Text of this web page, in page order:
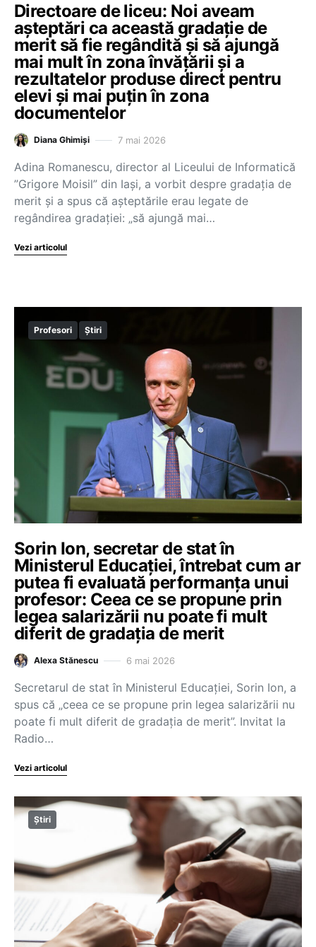
Directoare de liceu: Noi aveam
așteptări ca această gradație de
merit să fie regândită și să ajungă
mai mult în zona învățării și a
rezultatelor produse direct pentru
elevi și mai puțin în zona
documentelor
Diana Ghimiși 7 mai 2026
Adina Romanescu, director al Liceului de Informatică
”Grigore Moisil” din Iași, a vorbit despre gradația de
merit și a spus că așteptările erau legate de
regândirea gradației: „să ajungă mai…
Vezi articolul
Profesori Știri
Sorin Ion, secretar de stat în
Ministerul Educației, întrebat cum ar
putea fi evaluată performanța unui
profesor: Ceea ce se propune prin
legea salarizării nu poate fi mult
diferit de gradația de merit
Alexa Stănescu 6 mai 2026
Secretarul de stat în Ministerul Educației, Sorin Ion, a
spus că „ceea ce se propune prin legea salarizării nu
poate fi mult diferit de gradația de merit”. Invitat la
Radio…
Vezi articolul
Știri